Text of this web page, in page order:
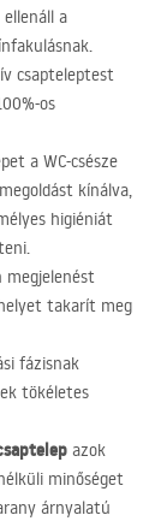
a
csapteleptest
os
a WC-csésze
kínálva,
higiéniát
takarít meg
fázisnak
tökéletes
azok
minőséget
árnyalatú